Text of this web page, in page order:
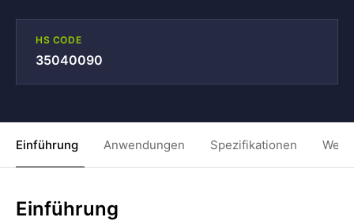
HS CODE
35040090
Einführung Anwendungen Spezifikationen
Einführung